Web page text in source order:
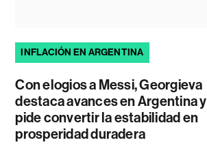
INFLACIÓN EN ARGENTINA
Con elogios a Messi, Georgieva
destaca avances en Argentina y
pide convertir la estabilidad en
prosperidad duradera